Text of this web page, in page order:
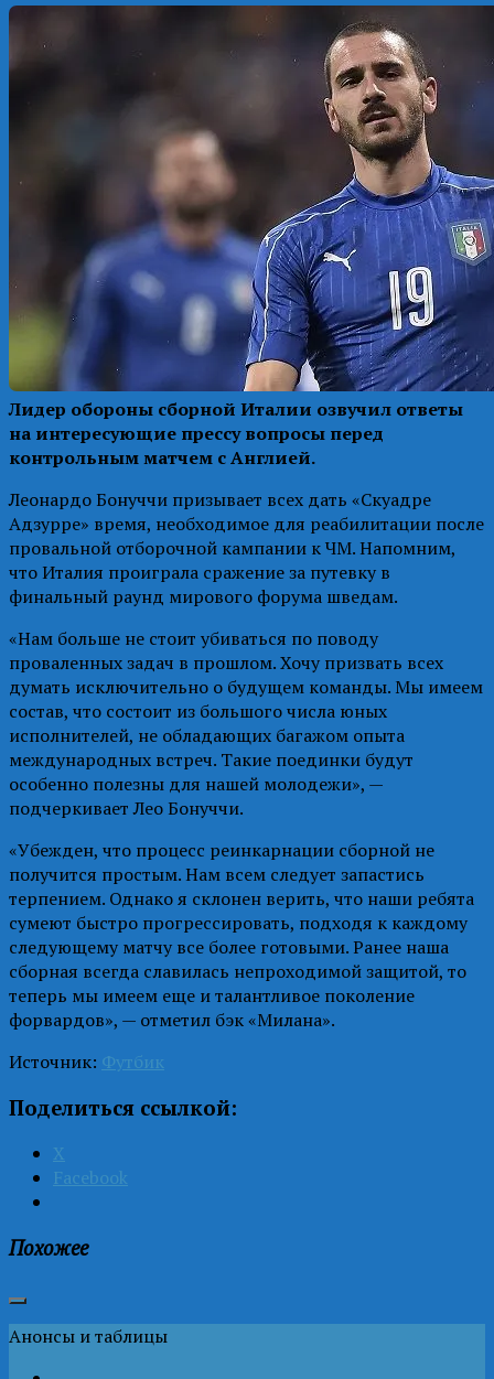
Лидер обороны сборной Италии озвучил ответы
на интересующие прессу вопросы перед
контрольным матчем с Англией.
Леонардо Бонуччи призывает всех дать «Скуадре
Адзурре» время, необходимое для реабилитации после
провальной отборочной кампании к ЧМ. Напомним,
что Италия проиграла сражение за путевку в
финальный раунд мирового форума шведам.
«Нам больше не стоит убиваться по поводу
проваленных задач в прошлом. Хочу призвать всех
думать исключительно о будущем команды. Мы имеем
состав, что состоит из большого числа юных
исполнителей, не обладающих багажом опыта
международных встреч. Такие поединки будут
особенно полезны для нашей молодежи», —
подчеркивает Лео Бонуччи.
«Убежден, что процесс реинкарнации сборной не
получится простым. Нам всем следует запастись
терпением. Однако я склонен верить, что наши ребята
сумеют быстро прогрессировать, подходя к каждому
следующему матчу все более готовыми. Ранее наша
сборная всегда славилась непроходимой защитой, то
теперь мы имеем еще и талантливое поколение
форвардов», — отметил бэк «Милана».
Источник: Футбик
Поделиться ссылкой:
X
Facebook
Похожее
Анонсы и таблицы